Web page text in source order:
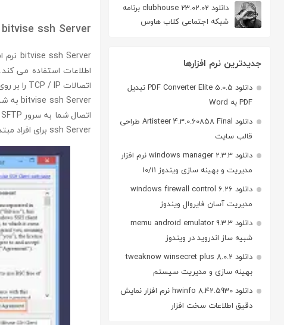
دانلود clubhouse 23.02.02 برنامه
شبکه اجتماعی کلاب هاوس
جدیدترین نرم افزارها
دانلود PDF Converter Elite 5.0.5 تبدیل
PDF به Word
دانلود Artisteer 4.3.0.60858 Final طراحی
قالب سایت
دانلود windows manager 2.3.3 نرم افزار
مدیریت و بهینه سازی ویندوز 10/11
دانلود windows firewall control 6.26
مدیریت آسان فایروال ویندوز
دانلود memu android emulator 9.3.3
شبیه ساز اندروید در ویندوز
دانلود tweaknow winsecret plus 8.0.2
بهینه سازی و مدیریت سیستم
دانلود hwinfo 8.42.5930 نرم افزار نمایش
دقیق اطلاعات سخت افزار
bitvise ssh Server
اتصالات TCP / IP را بر روی یک خط امن ایجاد کند.
ssh Server برای افراد مبتدیان در نظر گرفته نشده است و نمی توان محیط کاری آنرا با نرم افزار PuTTY مقایسه کرد.